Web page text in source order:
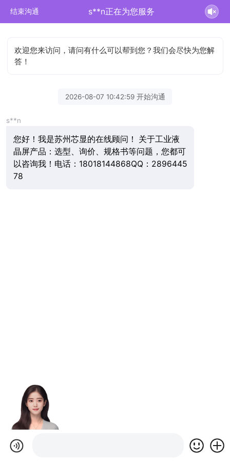
结束沟通 s**n正在为您服务
欢迎您来访问，请问有什么可以帮到您？我们会尽快为您解
答！
2026-08-07 10:42:59 开始沟通
s**n
您好！我是苏州芯显的在线顾问！ 关于工业液
晶屏产品：选型、询价、规格书等问题，您都可
以咨询我！电话：18018144868QQ：2896445
78